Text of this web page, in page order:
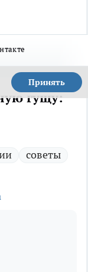
Принять
гущу:
советы